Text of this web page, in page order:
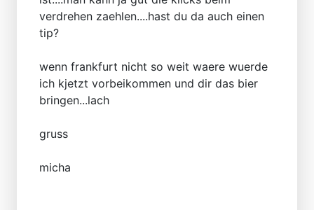
verdrehen zaehlen....hast du da auch einen
tip?
wenn frankfurt nicht so weit waere wuerde
ich kjetzt vorbeikommen und dir das bier
bringen...lach
gruss
micha